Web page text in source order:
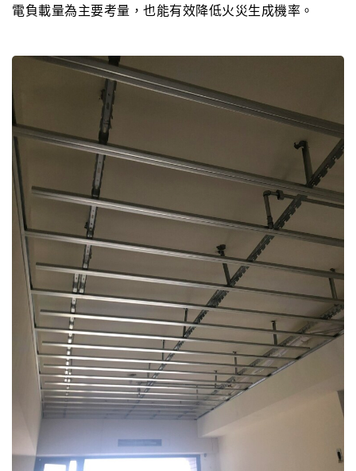
電負載量為主要考量，也能有效降低火災生成機率。